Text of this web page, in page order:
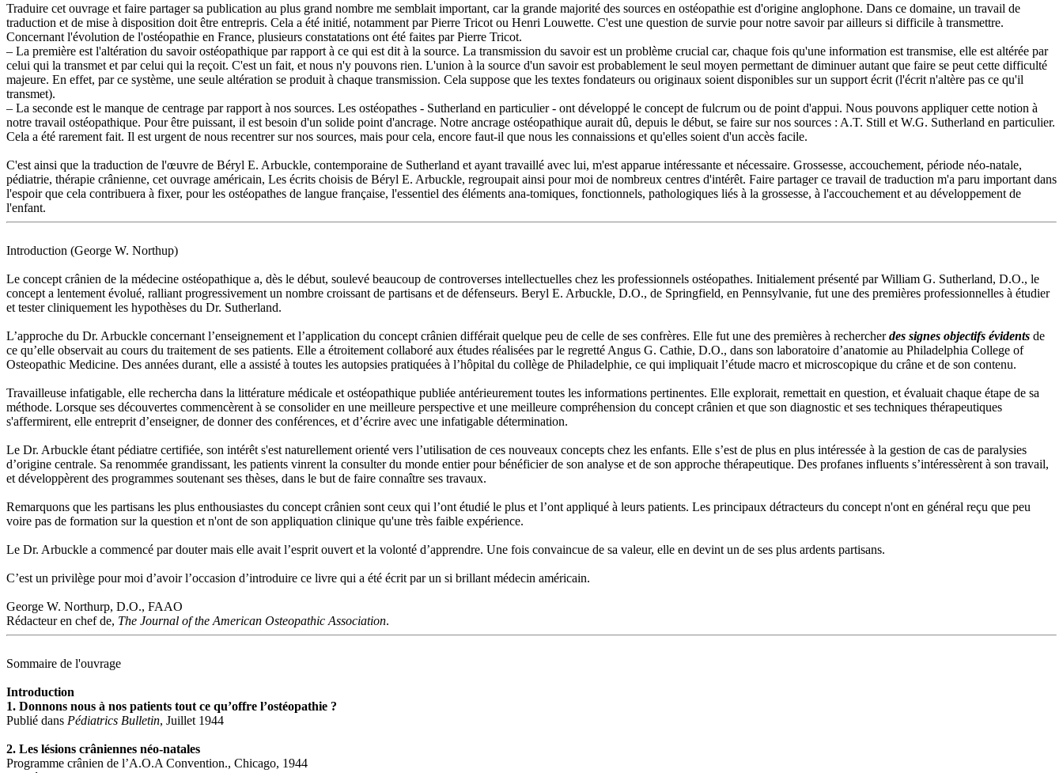
Traduire cet ouvrage et faire partager sa publication au plus grand nombre me semblait important, car la grande majorité des sources en ostéopathie est d'origine anglophone. Dans ce domaine, un travail de
traduction et de mise à disposition doit être entrepris. Cela a été initié, notamment par Pierre Tricot ou Henri Louwette. C'est une question de survie pour notre savoir par ailleurs si difficile à transmettre.
Concernant l'évolution de l'ostéopathie en France, plusieurs constatations ont été faites par Pierre Tricot.
– La première est l'altération du savoir ostéopathique par rapport à ce qui est dit à la source. La transmission du savoir est un problème crucial car, chaque fois qu'une information est transmise, elle est altérée par
celui qui la transmet et par celui qui la reçoit. C'est un fait, et nous n'y pouvons rien. L'union à la source d'un savoir est probablement le seul moyen permettant de diminuer autant que faire se peut cette difficulté
majeure. En effet, par ce système, une seule altération se produit à chaque transmission. Cela suppose que les textes fondateurs ou originaux soient disponibles sur un support écrit (l'écrit n'altère pas ce qu'il
transmet).
– La seconde est le manque de centrage par rapport à nos sources. Les ostéopathes - Sutherland en particulier - ont développé le concept de fulcrum ou de point d'appui. Nous pouvons appliquer cette notion à
notre travail ostéopathique. Pour être puissant, il est besoin d'un solide point d'ancrage. Notre ancrage ostéopathique aurait dû, depuis le début, se faire sur nos sources : A.T. Still et W.G. Sutherland en particulier.
Cela a été rarement fait. Il est urgent de nous recentrer sur nos sources, mais pour cela, encore faut-il que nous les connaissions et qu'elles soient d'un accès facile.
C'est ainsi que la traduction de l'œuvre de Béryl E. Arbuckle, contemporaine de Sutherland et ayant travaillé avec lui, m'est apparue intéressante et nécessaire. Grossesse, accouchement, période néo-natale,
pédiatrie, thérapie crânienne, cet ouvrage américain, Les écrits choisis de Béryl E. Arbuckle, regroupait ainsi pour moi de nombreux centres d'intérêt. Faire partager ce travail de traduction m'a paru important dans
l'espoir que cela contribuera à fixer, pour les ostéopathes de langue française, l'essentiel des éléments ana-tomiques, fonctionnels, pathologiques liés à la grossesse, à l'accouchement et au développement de
l'enfant.
Introduction (George W. Northup)
Le concept crânien de la médecine ostéopathique a, dès le début, soulevé beaucoup de controverses intellectuelles chez les professionnels ostéopathes. Initialement présenté par William G. Sutherland, D.O., le
concept a lentement évolué, ralliant progressivement un nombre croissant de partisans et de défenseurs. Beryl E. Arbuckle, D.O., de Springfield, en Pennsylvanie, fut une des premières professionnelles à étudier
et tester cliniquement les hypothèses du Dr. Sutherland.
L’approche du Dr. Arbuckle concernant l’enseignement et l’application du concept crânien différait quelque peu de celle de ses confrères. Elle fut une des premières à rechercherdes signes objectifs évidents de
ce qu’elle observait au cours du traitement de ses patients. Elle a étroitement collaboré aux études réalisées par le regretté Angus G. Cathie, D.O., dans son laboratoire d’anatomie au Philadelphia College of
Osteopathic Medicine. Des années durant, elle a assisté à toutes les autopsies pratiquées à l’hôpital du collège de Philadelphie, ce qui impliquait l’étude macro et microscopique du crâne et de son contenu.
Travailleuse infatigable, elle rechercha dans la littérature médicale et ostéopathique publiée antérieurement toutes les informations pertinentes. Elle explorait, remettait en question, et évaluait chaque étape de sa
méthode. Lorsque ses découvertes commencèrent à se consolider en une meilleure perspective et une meilleure compréhension du concept crânien et que son diagnostic et ses techniques thérapeutiques
s'affermirent, elle entreprit d’enseigner, de donner des conférences, et d’écrire avec une infatigable détermination.
Le Dr. Arbuckle étant pédiatre certifiée, son intérêt s'est naturellement orienté vers l’utilisation de ces nouveaux concepts chez les enfants. Elle s’est de plus en plus intéressée à la gestion de cas de paralysies
d’origine centrale. Sa renommée grandissant, les patients vinrent la consulter du monde entier pour bénéficier de son analyse et de son approche thérapeutique. Des profanes influents s’intéressèrent à son travail,
et développèrent des programmes soutenant ses thèses, dans le but de faire connaître ses travaux.
Remarquons que les partisans les plus enthousiastes du concept crânien sont ceux qui l’ont étudié le plus et l’ont appliqué à leurs patients. Les principaux détracteurs du concept n'ont en général reçu que peu
voire pas de formation sur la question et n'ont de son appliquation clinique qu'une très faible expérience.
Le Dr. Arbuckle a commencé par douter mais elle avait l’esprit ouvert et la volonté d’apprendre. Une fois convaincue de sa valeur, elle en devint un de ses plus ardents partisans.
C’est un privilège pour moi d’avoir l’occasion d’introduire ce livre qui a été écrit par un si brillant médecin américain.
George W. Northurp, D.O., FAAO
Rédacteur en chef de, The Journal of the American Osteopathic Association.
Sommaire de l'ouvrage
Introduction
1. Donnons nous à nos patients tout ce qu’offre l’ostéopathie ?
Publié dans Pédiatrics Bulletin, Juillet 1944
2. Les lésions crâniennes néo-natales
Programme crânien de l’A.O.A Convention., Chicago, 1944